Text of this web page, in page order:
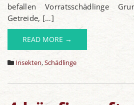
befallen Vorratsschädlinge
Getreide, […]
READ MORE →
Insekten,Schädlinge